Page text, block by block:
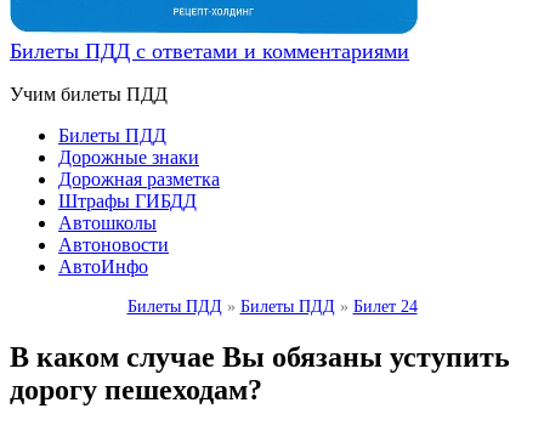
Билеты ПДД с ответами и комментариями
Учим билеты ПДД
Билеты ПДД
Дорожные знаки
Дорожная разметка
Штрафы ГИБДД
Автошколы
Автоновости
АвтоИнфо
Билеты ПДД » Билеты ПДД » Билет 24
В каком случае Вы обязаны уступить
дорогу пешеходам?